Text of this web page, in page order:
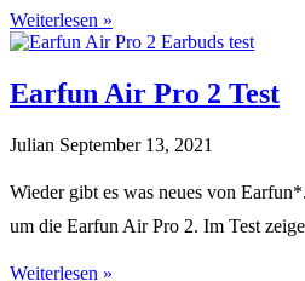
Weiterlesen »
Earfun Air Pro 2 Test
Julian September 13, 2021
Wieder gibt es was neues von
um die Earfun Air Pro 2. Im Test
Weiterlesen »